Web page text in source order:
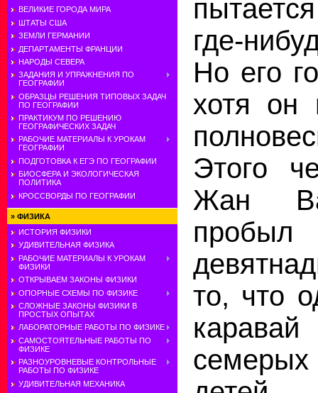
ВЕЛИКИЕ ГОРОДА МИРА
ШТАТЫ США
ЗЕМЛИ ГЕРМАНИИ
ДЕПАРТАМЕНТЫ ФРАНЦИИ
НАРОДЫ СЕВЕРА
ЗАДАНИЯ И УПРАЖНЕНИЯ ПО
ГЕОГРАФИИ
ОБРАЗЦЫ РЕШЕНИЯ ТИПОВЫХ ЗАДАЧ
ПО ГЕОГРАФИИ
ПРАКТИКУМ ПО РЕШЕНИЮ
ГЕОГРАФИЧЕСКИХ ЗАДАЧ
РАБОЧИЕ МАТЕРИАЛЫ К УРОКАМ
ГЕОГРАФИИ
ПОДГОТОВКА К ЕГЭ ПО ГЕОГРАФИИ
БИОСФЕРА И ЭКОЛОГИЧЕСКАЯ
ПОЛИТИКА
КРОССВОРДЫ ПО ГЕОГРАФИИ
» ФИЗИКА
ИСТОРИЯ ФИЗИКИ
УДИВИТЕЛЬНАЯ ФИЗИКА
РАБОЧИЕ МАТЕРИАЛЫ К УРОКАМ
ФИЗИКИ
ОТКРЫВАЕМ ЗАКОНЫ ФИЗИКИ
ОПОРНЫЕ СХЕМЫ ПО ФИЗИКЕ
СЛОЖНЫЕ ЗАКОНЫ ФИЗИКИ В
ПРОСТЫХ ОПЫТАХ
ЛАБОРАТОРНЫЕ РАБОТЫ ПО ФИЗИКЕ
САМОСТОЯТЕЛЬНЫЕ РАБОТЫ ПО
ФИЗИКЕ
РАЗНОУРОВНЕВЫЕ КОНТРОЛЬНЫЕ
РАБОТЫ ПО ФИЗИКЕ
УДИВИТЕЛЬНАЯ МЕХАНИКА
где-
Но его
хотя он
Этого
Жан
то, что